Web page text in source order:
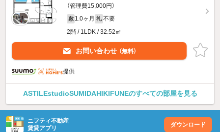
（管理費15,000円）
敷 1.0ヶ月 礼 不要
2階 / 1LDK / 32.52㎡
お問い合わせ （無料）
提供
ASTILEstudioSUMIDAHIKIFUNEのすべての部屋を見る
ニフティ不動産
賃貸アプリ
ダウンロード